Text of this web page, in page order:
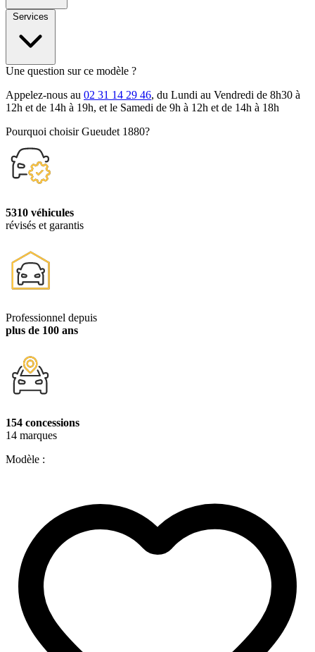
Services
Une question sur ce modèle ?
Appelez-nous au 02 31 14 29 46, du Lundi au Vendredi de 8h30 à
12h et de 14h à 19h, et le Samedi de 9h à 12h et de 14h à 18h
Pourquoi choisir Gueudet 1880?
5310 véhicules
révisés et garantis
Professionnel depuis
plus de 100 ans
154 concessions
14 marques
Modèle :